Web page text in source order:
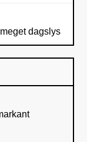
dagslys